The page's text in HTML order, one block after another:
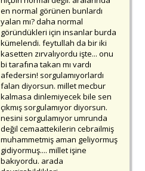
en normal görünen bunlardı
yalan mı? daha normal
göründükleri için insanlar burda
kümelendi. feytullah da bir iki
kasetten zırvalıyordu işte... onu
bi tarafına takan mı vardı
afedersin! sorgulamıyorlardı
falan diyorsun. millet mecbur
kalmasa dinlemiyecek bile sen
çıkmış sorgulamıyor diyorsun.
nesini sorgulamıyor umrunda
değil cemaattekilerin cebrailmiş
muhammetmiş aman geliyormuş
gidiyormuş.... millet işine
bakıyordu. arada